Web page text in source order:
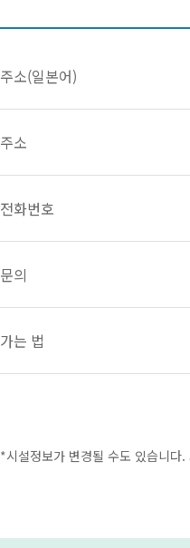
주소(일본어)
주소
전화번호
문의
가는 법
*시설정보가 변경될 수도 있습니다